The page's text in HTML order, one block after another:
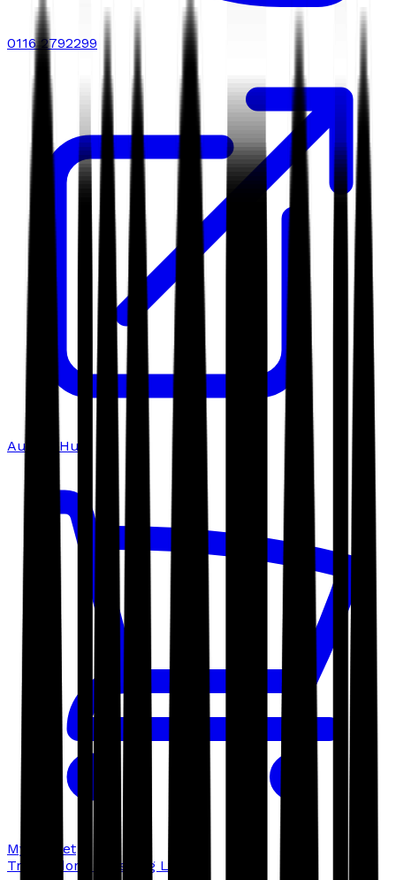
0116 2792299
Author Hub
My basket
Troubador Publishing Ltd